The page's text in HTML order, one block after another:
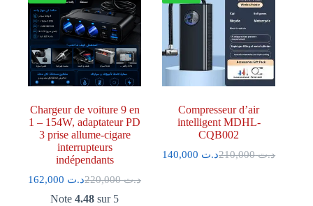
Chargeur de voiture 9 en
1 – 154W, adaptateur PD
3 prise allume-cigare
interrupteurs
indépendants
د.ت220,000 د.ت
Note4.48 sur 5
Compresseur d’air
intelligent MDHL-
CQB002
د.ت210,000 د.ت